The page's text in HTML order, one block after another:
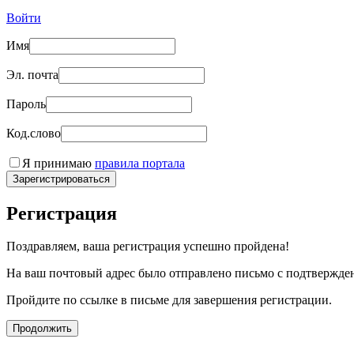
Войти
Имя
Эл. почта
Пароль
Код.слово
Я принимаю правила портала
Зарегистрироваться
Регистрация
Поздравляем, ваша регистрация успешно пройдена!
На ваш почтовый адрес было отправлено письмо с
Пройдите по ссылке в письме для завершения регистрации.
Продолжить